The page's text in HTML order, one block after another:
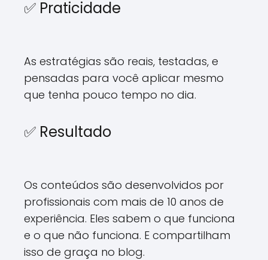
✅ Praticidade
As estratégias são reais, testadas, e
pensadas para você aplicar mesmo
que tenha pouco tempo no dia.
✅ Resultado
Os conteúdos são desenvolvidos por
profissionais com mais de 10 anos de
experiência. Eles sabem o que funciona
e o que não funciona. E compartilham
isso de graça no blog.